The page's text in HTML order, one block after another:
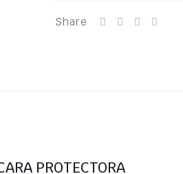
Share
PROTECTORA